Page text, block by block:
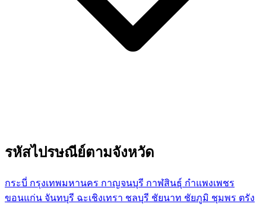
รหัสไปรษณีย์ตามจังหวัด
กระบี่ กรุงเทพมหานคร กาญจนบุรี กาฬสินธุ์ กำแพงเพชร
ขอนแก่น จันทบุรี ฉะเชิงเทรา ชลบุรี ชัยนาท ชัยภูมิ ชุมพร ตรัง